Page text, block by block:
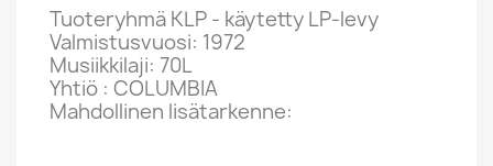
Tuoteryhmä KLP - käytetty LP-levy
Valmistusvuosi: 1972
Musiikkilaji: 70L
Yhtiö : COLUMBIA
Mahdollinen lisätarkenne: